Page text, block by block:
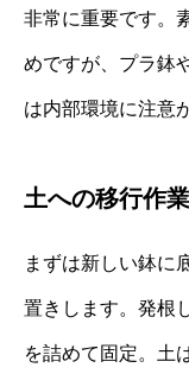
非常に重要です。
めですが、プラ鉢
は内部環境に注意
土への移行作
まずは新しい鉢に
置きします。発根
を詰めて固定。土